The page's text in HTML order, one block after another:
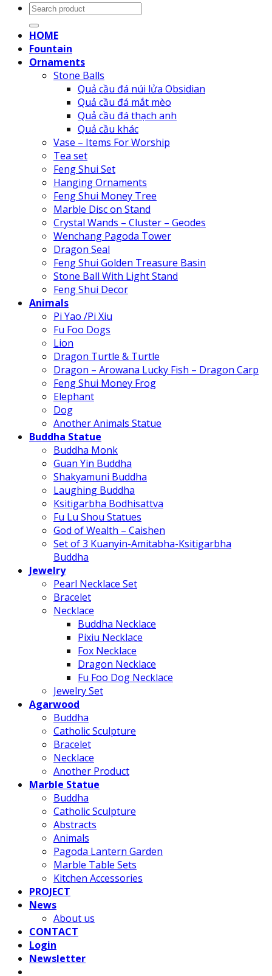
Search
for:
HOME
Fountain
Ornaments
Stone Balls
Quả cầu đá núi lửa Obsidian
Quả cầu đá mắt mèo
Quả cầu đá thạch anh
Quả cầu khác
Vase – Items For Worship
Tea set
Feng Shui Set
Hanging Ornaments
Feng Shui Money Tree
Marble Disc on Stand
Crystal Wands – Cluster – Geodes
Wenchang Pagoda Tower
Dragon Seal
Feng Shui Golden Treasure Basin
Stone Ball With Light Stand
Feng Shui Decor
Animals
Pi Yao /Pi Xiu
Fu Foo Dogs
Lion
Dragon Turtle & Turtle
Dragon – Arowana Lucky Fish – Dragon Carp
Feng Shui Money Frog
Elephant
Dog
Another Animals Statue
Buddha Statue
Buddha Monk
Guan Yin Buddha
Shakyamuni Buddha
Laughing Buddha
Ksitigarbha Bodhisattva
Fu Lu Shou Statues
God of Wealth – Caishen
Set of 3 Kuanyin-Amitabha-Ksitigarbha
Buddha
Jewelry
Pearl Necklace Set
Bracelet
Necklace
Buddha Necklace
Pixiu Necklace
Fox Necklace
Dragon Necklace
Fu Foo Dog Necklace
Jewelry Set
Agarwood
Buddha
Catholic Sculpture
Bracelet
Necklace
Another Product
Marble Statue
Buddha
Catholic Sculpture
Abstracts
Animals
Pagoda Lantern Garden
Marble Table Sets
Kitchen Accessories
PROJECT
News
About us
CONTACT
Login
Newsletter